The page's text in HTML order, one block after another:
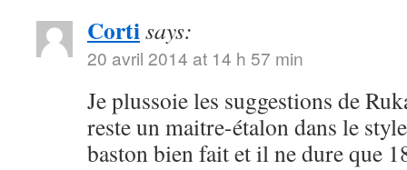
Cortisays:
20 avril 2014 at 14 h 57 min
Je plussoie les suggestions de
reste un maitre-étalon dans le
baston bien fait et il ne dure que